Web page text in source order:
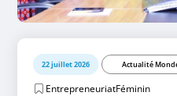
22 juillet 2026 Actualité
EntrepreneuriatFéminin